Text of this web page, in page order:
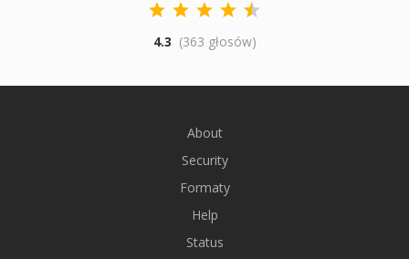
4.3 (363 głosów)
About
Security
Formaty
Help
Status